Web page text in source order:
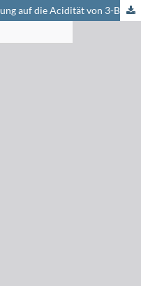
Anwendung der Hammett-Gleichung auf die Acidität von 3-Brom-1,2,4-triazolen